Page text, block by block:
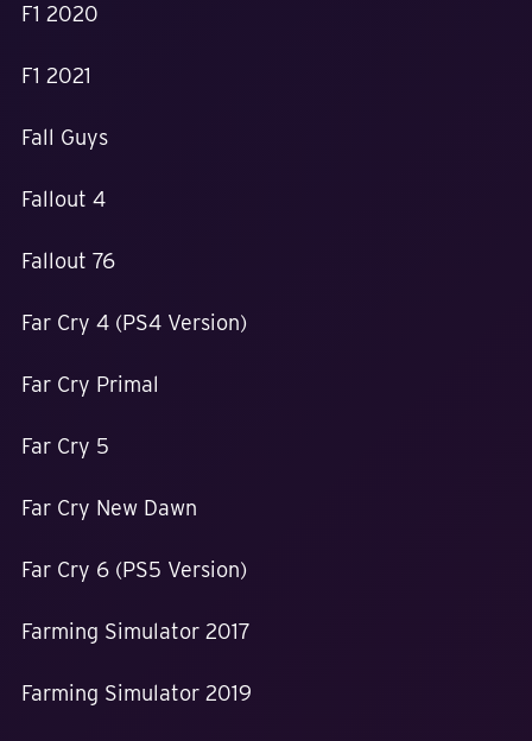
F1 2020
F1 2021
Fall Guys
Fallout 4
Fallout 76
Far Cry 4 (PS4 Version)
Far Cry Primal
Far Cry 5
Far Cry New Dawn
Far Cry 6 (PS5 Version)
Farming Simulator 2017
Farming Simulator 2019